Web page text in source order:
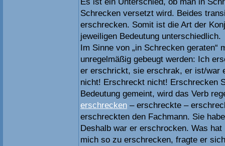
Schrecken versetzt wird. Beides
erschrecken. Somit ist die Art der
jeweiligen Bedeutung unterschiedlich.
Im Sinne von „in Schrecken geraten“
unregelmäßig gebeugt werden: Ich
er erschrickt, sie erschrak, er ist/war
nicht! Erschreckt nicht! Erschrecken
Bedeutung gemeint, wird das Verb
erschrecken – erschreckte –
erschreckten den Fachmann. Sie
Deshalb war er erschrocken. Was hat
mich so zu erschrecken, fragte er